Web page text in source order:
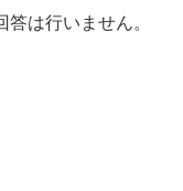
は行いません。